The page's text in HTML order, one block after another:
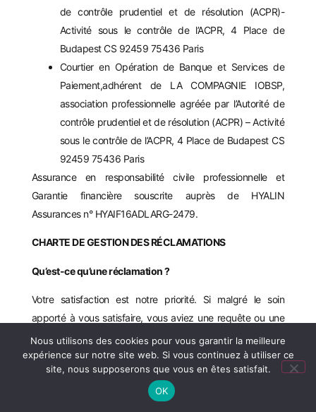
de contrôle prudentiel et de résolution (ACPR)-
Activité sous le contrôle de l’ACPR, 4 Place de
Budapest CS 92459 75436 Paris
Courtier en Opération de Banque et Services de
Paiement,adhérent de LA COMPAGNIE IOBSP,
association professionnelle agréée par l’Autorité de
contrôle prudentiel et de résolution (ACPR) – Activité
sous le contrôle de l’ACPR, 4 Place de Budapest CS
92459 75436 Paris
Assurance en responsabilité civile professionnelle et
Garantie financière souscrite auprès de HYALIN
Assurances n° HYAIF16ADLARG-2479.
CHARTE DE GESTION DES RÉCLAMATIONS
Qu’est-ce qu’une réclamation ?
Votre satisfaction est notre priorité. Si malgré le soin
apporté à vous satisfaire, vous aviez une requête ou une
réclamation à formuler, nous vous apportons les précisions
sur vos droits.
Une réclamation est l’expression d’un mécontentement qui
fait suite à une réponse jugée insatisfaisante. Une
Nous utilisons des cookies pour vous garantir la meilleure
expérience sur notre site web. Si vous continuez à utiliser ce
site, nous supposerons que vous en êtes satisfait.
OK